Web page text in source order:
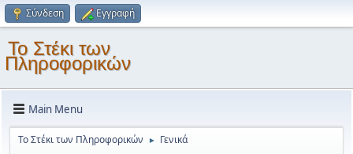
Σύνδεση Εγγραφή
Το Στέκι των
Πληροφορικών
Main Menu
Το Στέκι των Πληροφορικών ► Γενικά